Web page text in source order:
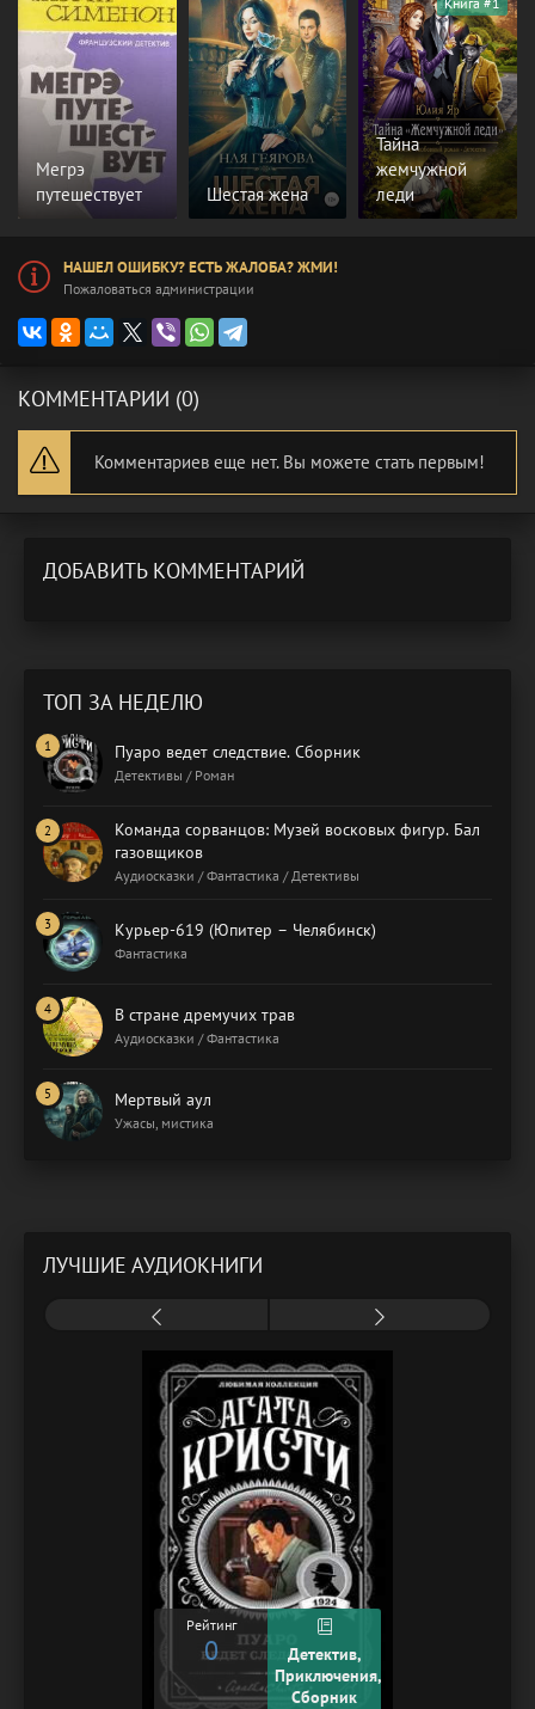
Мегрэ
путешествует
Шестая жена
Тайна
жемчужной
леди
НАШЕЛ ОШИБКУ? ЕСТЬ ЖАЛОБА? ЖМИ!
Пожаловаться администрации
КОММЕНТАРИИ (0)
Комментариев еще нет. Вы можете стать первым!
ДОБАВИТЬ КОММЕНТАРИЙ
ТОП ЗА НЕДЕЛЮ
Пуаро ведет следствие. Сборник
Детективы / Роман
Команда сорванцов: Музей восковых фигур. Бал
газовщиков
Аудиосказки / Фантастика / Детективы
Курьер-619 (Юпитер – Челябинск)
Фантастика
В стране дремучих трав
Аудиосказки / Фантастика
Мертвый аул
Ужасы, мистика
ЛУЧШИЕ АУДИОКНИГИ
Рейтинг
0
Детектив,
Приключения,
Сборник